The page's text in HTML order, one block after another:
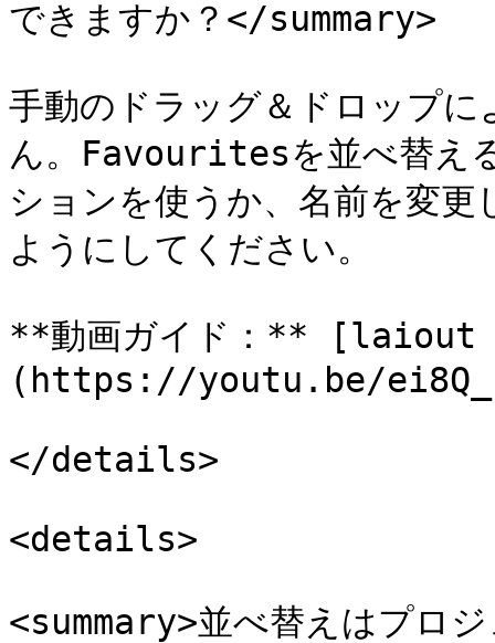
できますか？</summary>
手動のドラッグ＆ドロップ
ん。Favouritesを並べ替え
ションを使うか、名前を変
ようにしてください。
**動画ガイド：** [laiout
(https://youtu.be/
</details>
<details>
<summary>並べ替えはプロ